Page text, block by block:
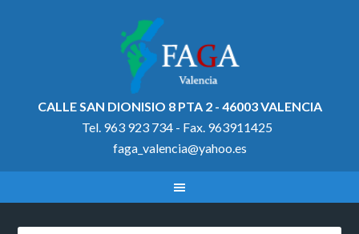
CALLE SAN DIONISIO 8 PTA 2 - 46003 VALENCIA
Tel. 963 923 734 - Fax. 963911425
faga_valencia@yahoo.es